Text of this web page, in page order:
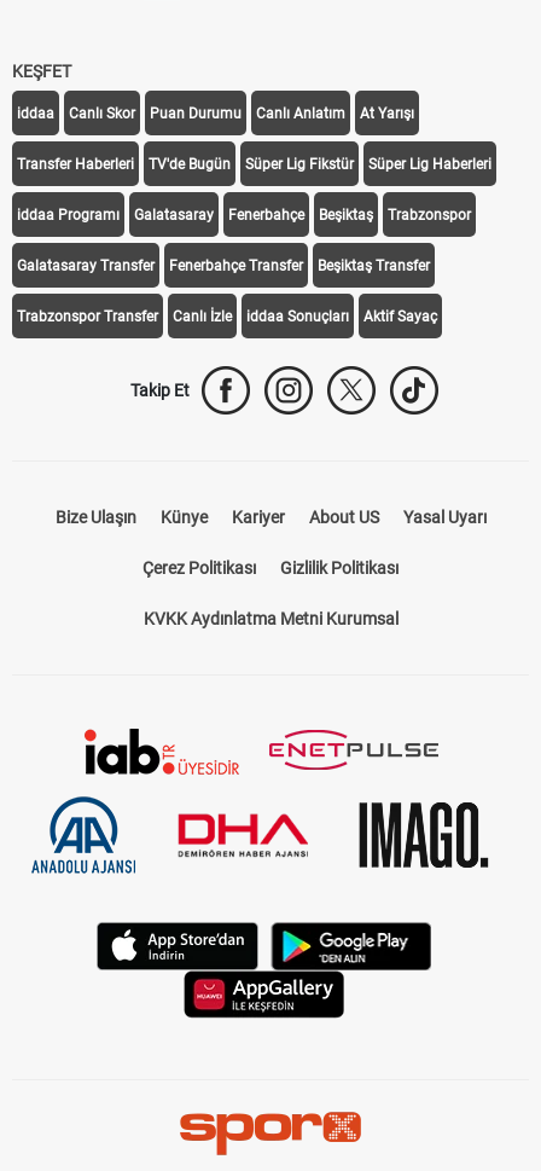
KEŞFET
iddaa Canlı Skor Puan Durumu Canlı Anlatım At Yarışı
Transfer Haberleri TV'de Bugün Süper Lig Fikstür Süper Lig Haberleri
iddaa Programı Galatasaray Fenerbahçe Beşiktaş Trabzonspor
Galatasaray Transfer Fenerbahçe Transfer Beşiktaş Transfer
Trabzonspor Transfer Canlı İzle iddaa Sonuçları Aktif Sayaç
Takip Et
Bize Ulaşın Künye Kariyer About US Yasal Uyarı
Çerez Politikası Gizlilik Politikası
KVKK Aydınlatma Metni Kurumsal